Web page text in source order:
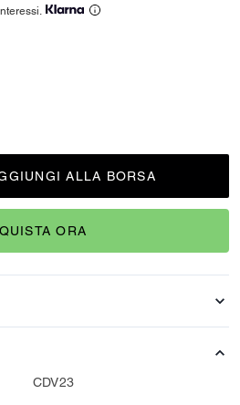
ALLA BORSA
ORA
CDV23